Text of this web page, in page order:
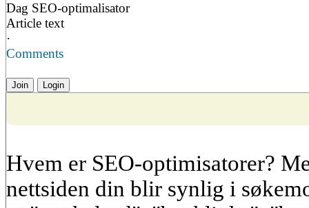
Dag SEO-optimalisator
Article text
·
Comments
Join Login
Hvem er SEO-optimisatorer?
nettsiden din blir synlig i